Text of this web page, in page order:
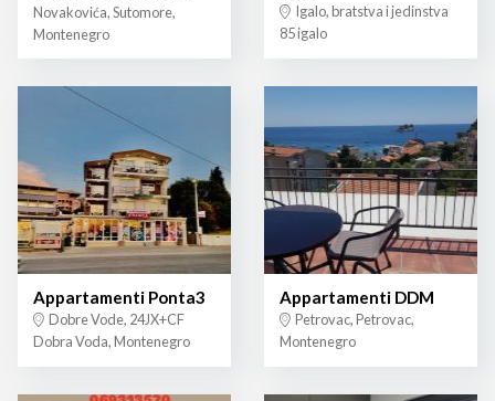
Novakovića, Sutomore,
Montenegro
Igalo, bratstva i jedinstva
85 igalo
Appartamenti Ponta3
Dobre Vode, 24JX+CF
Dobra Voda, Montenegro
Appartamenti DDM
Petrovac, Petrovac,
Montenegro